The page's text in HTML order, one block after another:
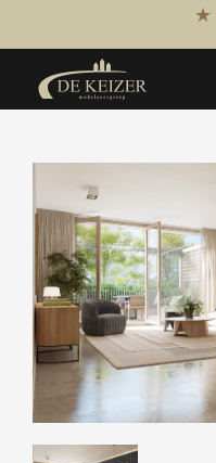
Koopaanbod
Bestaande bouw
Internationaal
Nieuwbouw
Bedrijfsaanbod
Huuraanbod
Bestaande bouw
Internationaal
Nieuwbouw